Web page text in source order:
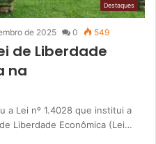
Destaques
de 2025 0 549
de Liberdade
na
a Lei nº 1.4028 que institui a
Liberdade Econômica (Lei…